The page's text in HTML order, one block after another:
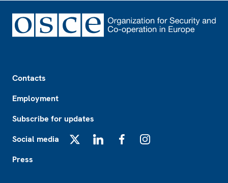
Contacts
Employment
Subscribe for updates
Social media
Press